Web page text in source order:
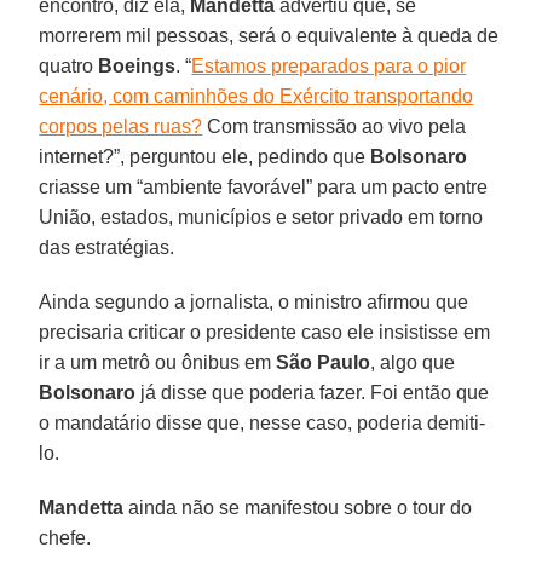
encontro, diz ela, Mandetta advertiu que, se
morrerem mil pessoas, será o equivalente à queda de
quatro Boeings. “Estamos preparados para o pior
cenário, com caminhões do Exército transportando
corpos pelas ruas? Com transmissão ao vivo pela
internet?”, perguntou ele, pedindo que Bolsonaro
criasse um “ambiente favorável” para um pacto entre
União, estados, municípios e setor privado em torno
das estratégias.
Ainda segundo a jornalista, o ministro afirmou que
precisaria criticar o presidente caso ele insistisse em
ir a um metrô ou ônibus emSão Paulo, algo que
Bolsonaro já disse que poderia fazer. Foi então que
o mandatário disse que, nesse caso, poderia demiti-
lo.
Mandetta ainda não se manifestou sobre o tour do
chefe.